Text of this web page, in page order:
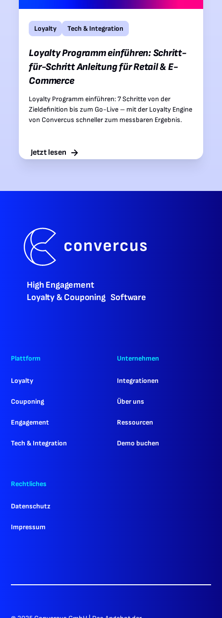
Loyalty Tech & Integration​
Loyalty Programm einführen: Schritt-
für-Schritt Anleitung für Retail & E-
Commerce
Loyalty Programm einführen: 7 Schritte von der
Zieldefinition bis zum Go-Live – mit der Loyalty Engine
von Convercus schneller zum messbaren Ergebnis.
Jetzt lesen
High Engagement
Loyalty & Couponing Software
Plattform
Loyalty
Couponing
Engagement
Tech & Integration
Unternehmen
Integrationen
Über uns
Ressourcen
Demo buchen
Rechtliches
Datenschutz
Impressum